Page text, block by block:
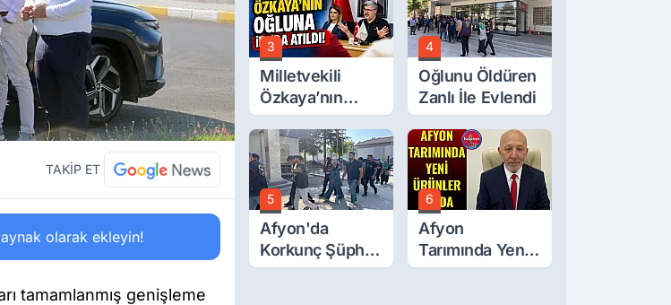
TAKİP ET
olarak ekleyin!
tamamlanmış genişleme
3
Milletvekili
Özkaya’nın
Oğluna İftira
Atıldı
4
Oğlunu Öldüren
Zanlı İle Evlendi
5
Afyon'da
Korkunç Şüphe!
Düştü Mü,
6
Afyon
Tarımında Yeni
Ürünler Yolda